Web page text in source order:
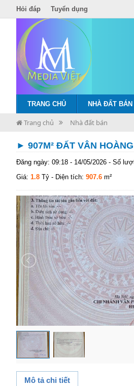
Hỏi đáp Tuyển dụng
TRANG CHỦ NHÀ ĐẤT BÁN
Trang chủ Nhà đất bán
► 907M² ĐẤT VÂN
Đăng ngày: 09:18 - 14/05/2026 - Số
Giá: 1.8 Tỷ - Diện tích: 907.6 m²
Mô tả chi tiết